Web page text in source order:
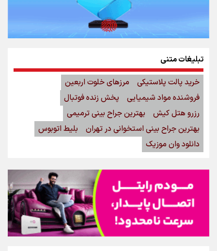
تبلیغات متنی
خرید پالت پلاستیکی
مرزهای خلوت اربعین
فروشنده مواد شیمیایی
پخش زنده فوتبال
رزرو هتل کیش
بهترین جراح بینی ترمیمی
بهترین جراح بینی استخوانی در تهران
بلیط اتوبوس
دانلود وان موزیک